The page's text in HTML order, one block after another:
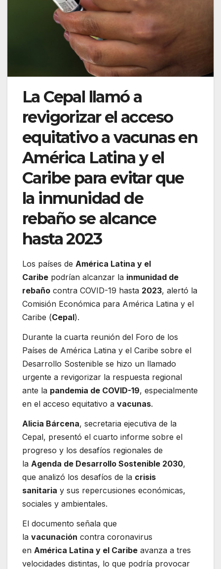
La Cepal llamó a
revigorizar el acceso
equitativo a vacunas en
América Latina y el
Caribe para evitar que
la inmunidad de
rebaño se alcance
hasta 2023
Los países de América Latina y el
Caribe podrían alcanzar la inmunidad de
rebaño contra COVID-19 hasta 2023, alertó la
Comisión Económica para América Latina y el
Caribe (Cepal).
Durante la cuarta reunión del Foro de los
Países de América Latina y el Caribe sobre el
Desarrollo Sostenible se hizo un llamado
urgente a revigorizar la respuesta regional
ante la pandemia de COVID-19, especialmente
en el acceso equitativo a vacunas.
Alicia Bárcena, secretaria ejecutiva de la
Cepal, presentó el cuarto informe sobre el
progreso y los desafíos regionales de
la Agenda de Desarrollo Sostenible 2030,
que analizó los desafíos de la crisis
sanitaria y sus repercusiones económicas,
sociales y ambientales.
El documento señala que
la vacunación contra coronavirus
en América Latina y el Caribe avanza a tres
velocidades distintas, lo que podría provocar